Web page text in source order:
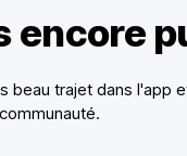
encore
beau trajet dans l'app
communauté.